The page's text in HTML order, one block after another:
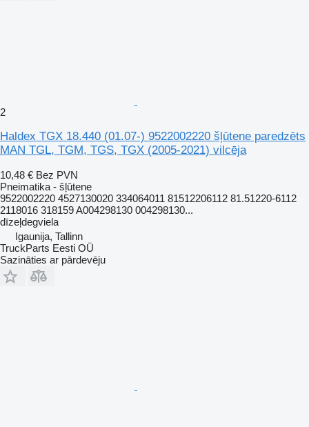
2
Haldex TGX 18.440 (01.07-) 9522002220 šļūtene paredzēts
MAN TGL, TGM, TGS, TGX (2005-2021) vilcēja
10,48 € Bez PVN
Pneimatika - šļūtene
9522002220 4527130020 334064011 81512206112 81.51220-6112
2118016 318159 A004298130 004298130...
dīzeļdegviela
Igaunija, Tallinn
TruckParts Eesti OÜ
Sazināties ar pārdevēju